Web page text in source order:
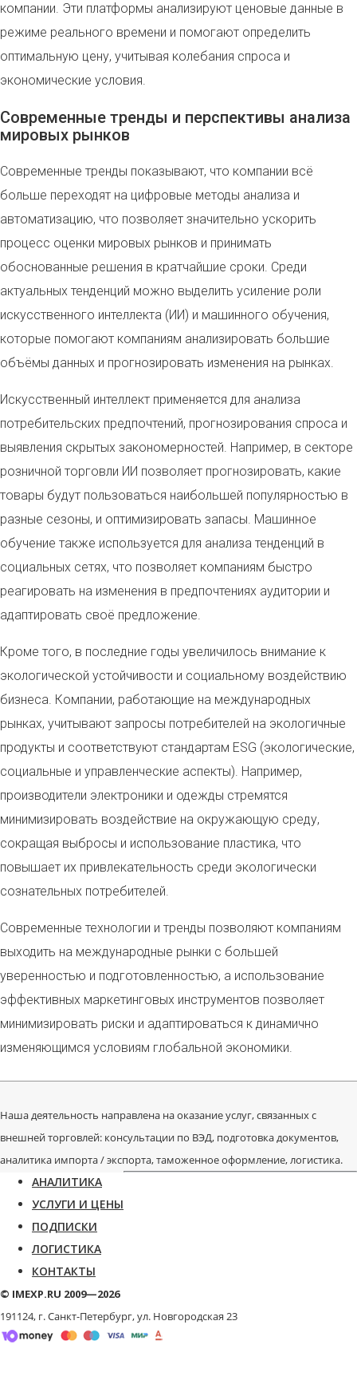
компании. Эти платформы анализируют ценовые данные в
режиме реального времени и помогают определить
оптимальную цену, учитывая колебания спроса и
экономические условия.
Современные тренды и перспективы анализа
мировых рынков
Современные тренды показывают, что компании всё
больше переходят на цифровые методы анализа и
автоматизацию, что позволяет значительно ускорить
процесс оценки мировых рынков и принимать
обоснованные решения в кратчайшие сроки. Среди
актуальных тенденций можно выделить усиление роли
искусственного интеллекта (ИИ) и машинного обучения,
которые помогают компаниям анализировать большие
объёмы данных и прогнозировать изменения на рынках.
Искусственный интеллект применяется для анализа
потребительских предпочтений, прогнозирования спроса и
выявления скрытых закономерностей. Например, в секторе
розничной торговли ИИ позволяет прогнозировать, какие
товары будут пользоваться наибольшей популярностью в
разные сезоны, и оптимизировать запасы. Машинное
обучение также используется для анализа тенденций в
социальных сетях, что позволяет компаниям быстро
реагировать на изменения в предпочтениях аудитории и
адаптировать своё предложение.
Кроме того, в последние годы увеличилось внимание к
экологической устойчивости и социальному воздействию
бизнеса. Компании, работающие на международных
рынках, учитывают запросы потребителей на экологичные
продукты и соответствуют стандартам ESG (экологические,
социальные и управленческие аспекты). Например,
производители электроники и одежды стремятся
минимизировать воздействие на окружающую среду,
сокращая выбросы и использование пластика, что
повышает их привлекательность среди экологически
сознательных потребителей.
Современные технологии и тренды позволяют компаниям
выходить на международные рынки с большей
уверенностью и подготовленностью, а использование
эффективных маркетинговых инструментов позволяет
минимизировать риски и адаптироваться к динамично
изменяющимся условиям глобальной экономики.
Наша деятельность направлена на оказание услуг, связанных с
внешней торговлей: консультации по ВЭД, подготовка документов,
аналитика импорта / экспорта, таможенное оформление, логистика.
АНАЛИТИКА
УСЛУГИ И ЦЕНЫ
ПОДПИСКИ
ЛОГИСТИКА
КОНТАКТЫ
© IMEXP.RU 2009—2026
191124, г. Санкт-Петербург,ул. Новгородская 23